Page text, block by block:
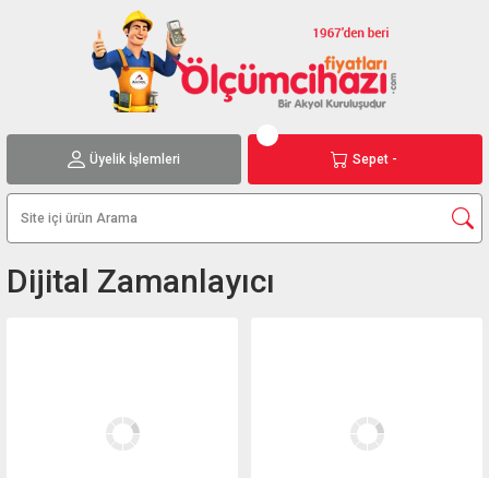
Üyelik İşlemleri Sepet -
Dijital Zamanlayıcı